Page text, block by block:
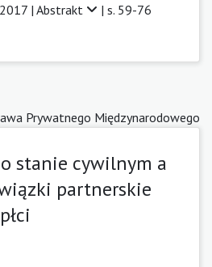
| Abstrakt | s. 59-76
Prywatnego Międzynarodowego
stanie cywilnym a
partnerskie